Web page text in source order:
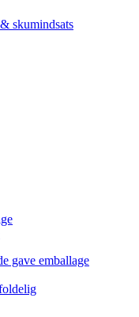
skumindsats